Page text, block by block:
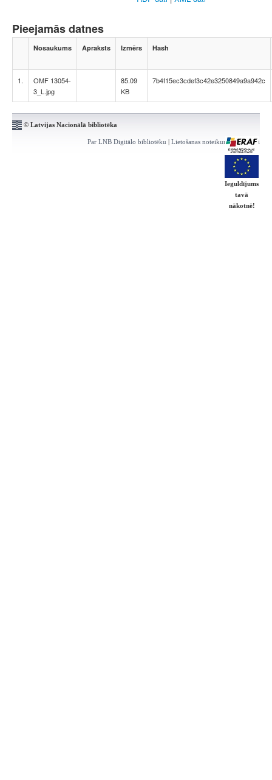
Pieejamās datnes
Nosaukums Apraksts Izmērs Hash
1.
OMF 13054-
3_L.jpg
85.09
KB
7b4f15ec3cdef3c42e3250849a9a942c
© Latvijas Nacionālā bibliotēka
Par LNB Digitālo bibliotēku | Lietošanas noteikumi | Kontakti
Ieguldījums
tavā
nākotnē!